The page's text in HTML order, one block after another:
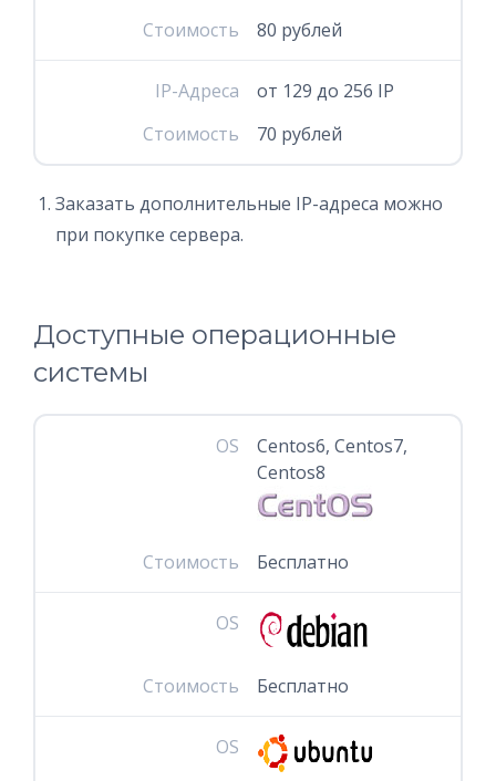
Стоимость
80 рублей
IP-Адреса
от 129 до 256 IP
Стоимость
70 рублей
Заказать дополнительные IP-адреса можно
при покупке сервера.
Доступные операционные
системы
OS
Centos6, Centos7,
Centos8
Стоимость Бесплатно
OS
Стоимость Бесплатно
OS